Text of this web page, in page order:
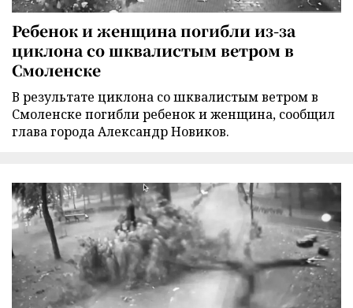
Ребенок и женщина погибли из-за
циклона со шквалистым ветром в
Смоленске
В результате циклона со шквалистым ветром в
Смоленске погибли ребенок и женщина, сообщил
глава города Александр Новиков.